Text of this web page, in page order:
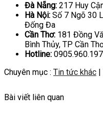
Đà Nẵng: 217 Huy
Hà Nội: Số 7 Ngõ 30
Đống Đa
Cần Thơ: 181 Đồng
Bình Thủy, TP Cần
Hotline:
Chuyên mục : Tin tức khác |
Bài viết liên quan